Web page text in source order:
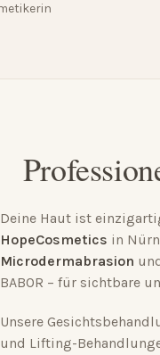
Deine Haut ist
HopeCosmetics in
Microdermabrasion
BABOR – für sichtbare
Unsere
und Lifting-